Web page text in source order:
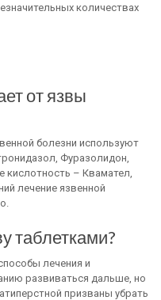
количествах
от язвы
болезни используют
Фуразолидон,
кислотность – Квамател,
лечение язвенной
таблетками?
лечения и
развиваться дальше, но
призваны убрать